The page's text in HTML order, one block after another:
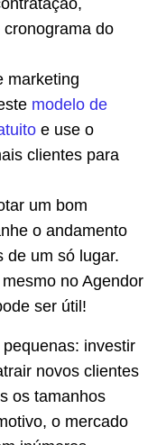
do
marketing
modelo de
e use o
clientes para
um bom
o andamento
de um só lugar.
no Agendor
ser útil!
investir
novos clientes
os tamanhos
o mercado